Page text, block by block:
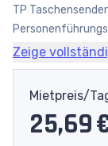
TP
Zeige
Mietpreis/
25,69